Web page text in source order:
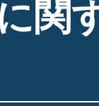
関